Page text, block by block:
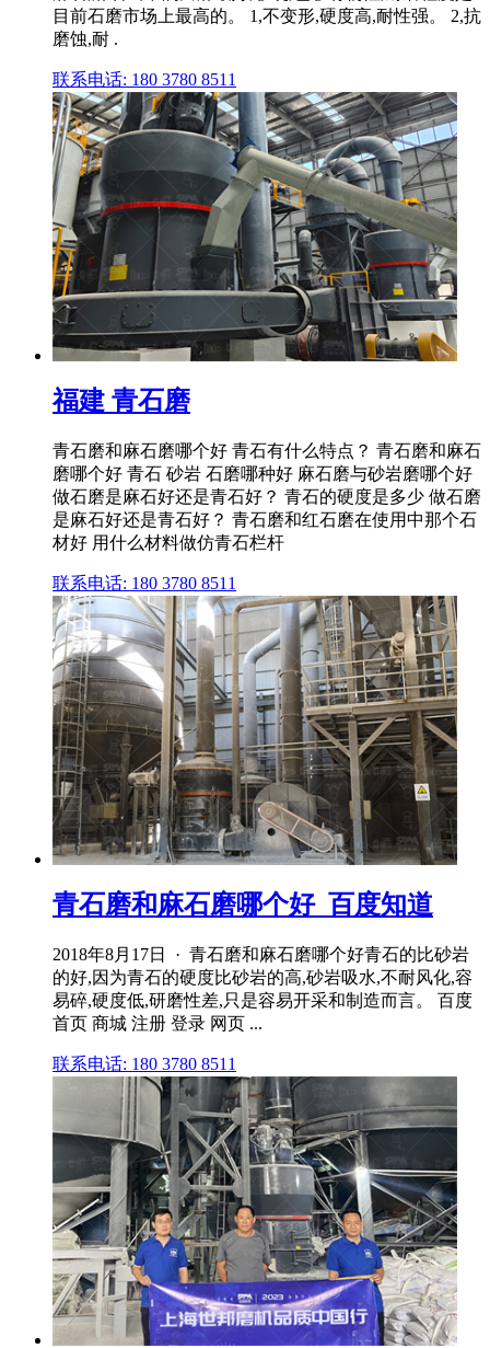
目前石磨市场上最高的。 1,不变形,硬度高,耐性强。 2,抗
磨蚀,耐 .
联系电话: 180 3780 8511
福建 青石磨
青石磨和麻石磨哪个好 青石有什么特点？ 青石磨和麻石
磨哪个好 青石 砂岩 石磨哪种好 麻石磨与砂岩磨哪个好
做石磨是麻石好还是青石好？ 青石的硬度是多少 做石磨
是麻石好还是青石好？ 青石磨和红石磨在使用中那个石
材好 用什么材料做仿青石栏杆
联系电话: 180 3780 8511
青石磨和麻石磨哪个好_百度知道
2018年8月17日 · 青石磨和麻石磨哪个好青石的比砂岩
的好,因为青石的硬度比砂岩的高,砂岩吸水,不耐风化,容
易碎,硬度低,研磨性差,只是容易开采和制造而言。 百度
首页 商城 注册 登录 网页 ...
联系电话: 180 3780 8511